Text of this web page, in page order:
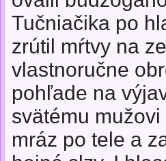
Tučniačika po
zrútil mŕtvy na
vlastnoručne
pohľade na
svätému mužovi
mráz po tele a